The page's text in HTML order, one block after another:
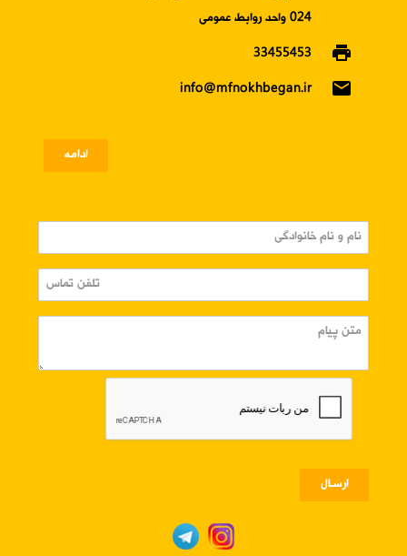
024 واحد روابط عمومی
print
33455453
email
info@mfnokhbegan.ir
ادامه
ارسـال